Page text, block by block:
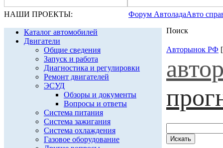
НАШИ ПРОЕКТЫ: Форум АвтоладаАвто
Каталог автомобилей
Двигатели
Общие сведения
Запуск и работа
Диагностика и регулировки
Ремонт двигателей
ЭСУД
Обзоры и документы
Вопросы и ответы
Система питания
Система зажигания
Система охлаждения
Газовое оборудование
Поиск
Авторынок РФ [